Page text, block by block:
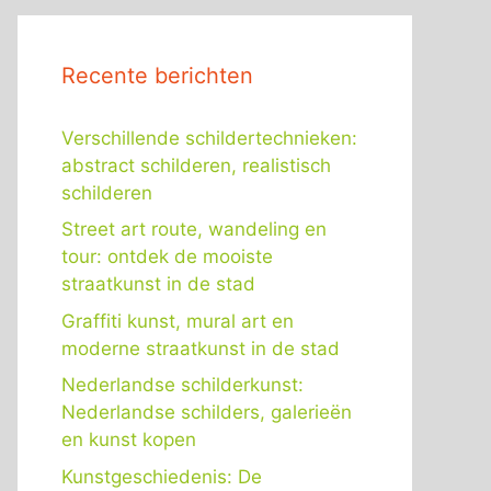
Recente berichten
Verschillende schildertechnieken:
abstract schilderen, realistisch
schilderen
Street art route, wandeling en
tour: ontdek de mooiste
straatkunst in de stad
Graffiti kunst, mural art en
moderne straatkunst in de stad
Nederlandse schilderkunst:
Nederlandse schilders, galerieën
en kunst kopen
Kunstgeschiedenis: De